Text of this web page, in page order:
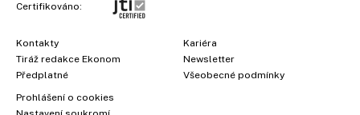
Certifikováno:
Kontakty
Tiráž redakce Ekonom
Předplatné
Kariéra
Newsletter
Všeobecné podmínky
Prohlášení o cookies